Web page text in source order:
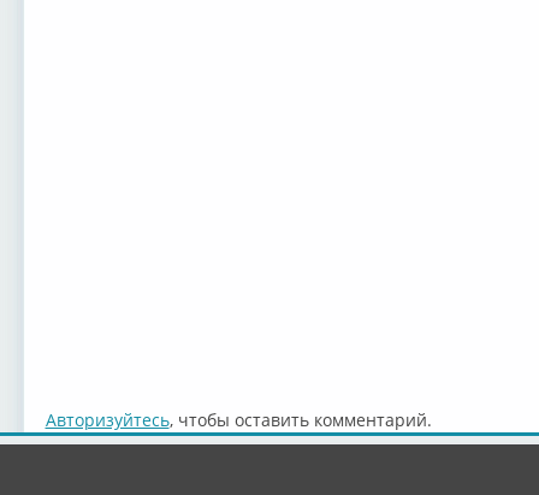
Авторизуйтесь, чтобы оставить комментарий.